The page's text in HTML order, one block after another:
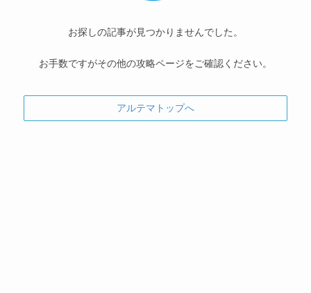
お探しの記事が見つかりませんでした。
お手数ですがその他の攻略ページをご確認ください。
アルテマトップへ